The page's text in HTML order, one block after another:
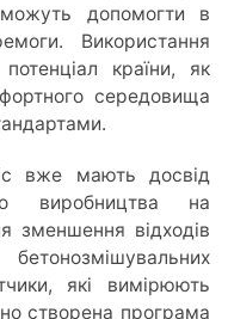
допомогти в
Використання
країни, як
середовища
вже мають досвід
виробництва на
зменшення відходів
які вимірюють
створена програма